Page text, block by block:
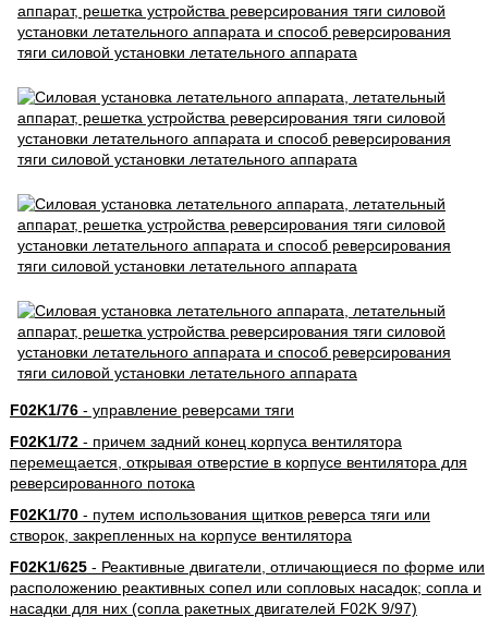
F02K1/76- управление реверсами тяги
F02K1/72- причем задний конец корпуса вентилятора
перемещается, открывая отверстие в корпусе вентилятора для
реверсированного потока
F02K1/70- путем использования щитков реверса тяги или
створок, закрепленных на корпусе вентилятора
F02K1/625- Реактивные двигатели, отличающиеся по форме или
расположению реактивных сопел или сопловых насадок; сопла и
насадки для них (сопла ракетных двигателей F02K 9/97)